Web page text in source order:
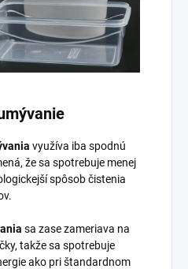
využíva iba spodnú
že sa spotrebuje menej
spôsob čistenia
sa zase zameriava na
takže sa spotrebuje
ako pri štandardnom